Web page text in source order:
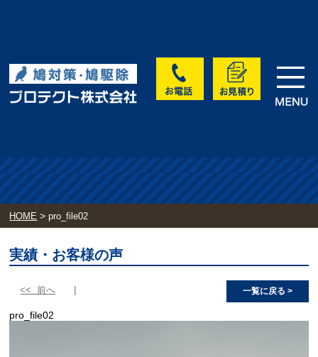
HOME >pro_file02
実績・お客様の声
<< 前へ 一覧に戻る >
pro_file02